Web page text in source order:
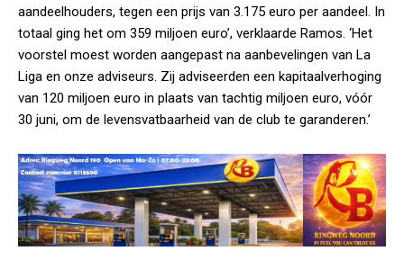
aandeelhouders, tegen een prijs van 3.175 euro per aandeel. In
totaal ging het om 359 miljoen euro’, verklaarde Ramos. ‘Het
voorstel moest worden aangepast na aanbevelingen van La
Liga en onze adviseurs. Zij adviseerden een kapitaalverhoging
van 120 miljoen euro in plaats van tachtig miljoen euro, vóór
30 juni, om de levensvatbaarheid van de club te garanderen.’